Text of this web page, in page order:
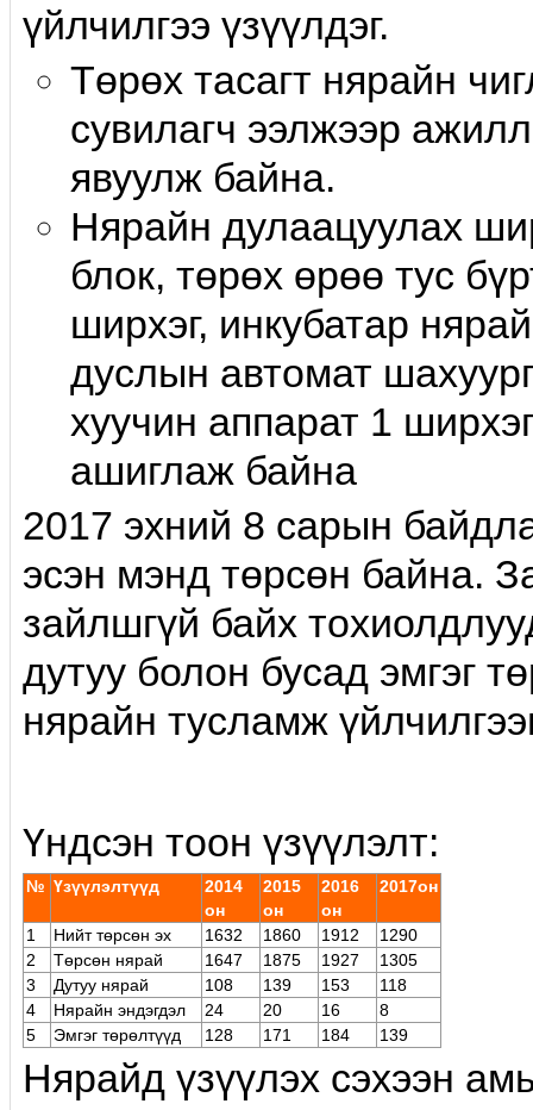
үйлчилгээ үзүүлдэг.
Төрөх тасагт нярайн
сувилагч ээлжээр
явуулж байна.
Нярайн дулаацуулах
блок, төрөх өрөө тус
ширхэг, инкубатар
дуслын автомат
хуучин аппарат 1
ашиглаж байна
2017 эхний 8 сарын
эсэн мэнд төрсөн байна.
зайлшгүй байх
дутуу болон бусад эмгэг
нярайн тусламж
Үндсэн тоон үзүүлэлт:
№ Үзүүлэлтүүд
2014
он
2015
он
2016
он
2017он
1 Нийт төрсөн эх 1632 1860 1912
1290
2
Төрсөн нярай 1647 1875 1927
1305
3
Дутуу нярай 108 139 153
118
4
Нярайн эндэгдэл 24 20 16
8
5
Эмгэг төрөлтүүд 128 171 184 139
Нярайд үзүүлэх сэхээн